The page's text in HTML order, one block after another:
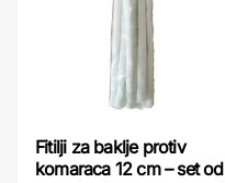
Fitilji za baklje protiv
komaraca 12 cm – set od